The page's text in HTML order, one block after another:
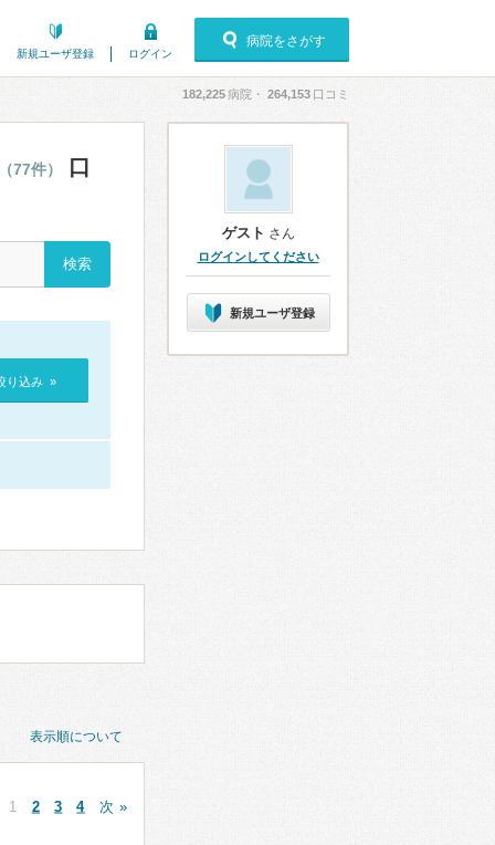
新規ユーザ登録 ログイン
病院をさがす
182,225病院・ 264,153 口コミ
77件） 口
り込み »
表示順について
1 2 3 4 次 »
ゲスト さん
ログインしてください
新規ユーザ登録